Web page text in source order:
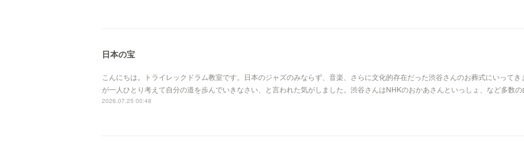
日本の宝
こんにちは。トライレックドラム教室です。日本のジャズのみならず、音楽、さらに文化的存在だった渋谷さんのお葬式にいって
が一人ひとり考えて自分の道を歩んでいきなさい、と言われた気がしました。渋谷さんはNHKのおかあさんといっしょ、など多数
2026.07.25 00:48